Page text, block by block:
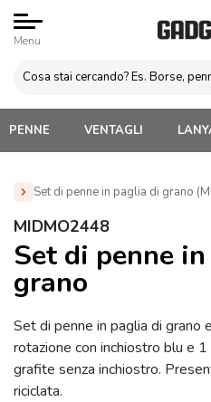
Menu
PENNE VENTAGLI
Set di penne in paglia di grano
Home » Penne Personalizzate
di penne in paglia di grano
MIDMO2448
Set di penne
grano
Set di penne in paglia di grano
rotazione con inchiostro blu e
grafite senza inchiostro.
riciclata.